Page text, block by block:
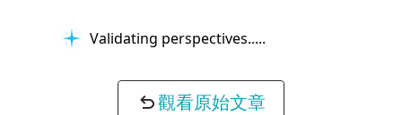
Validating perspectives...
觀看原始文章